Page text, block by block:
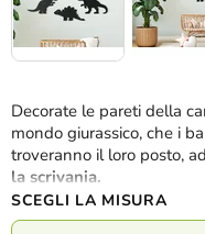
Decorate le pareti della
mondo giurassico, che i
troveranno il loro posto,
la scrivania.
SCEGLI LA MISURA